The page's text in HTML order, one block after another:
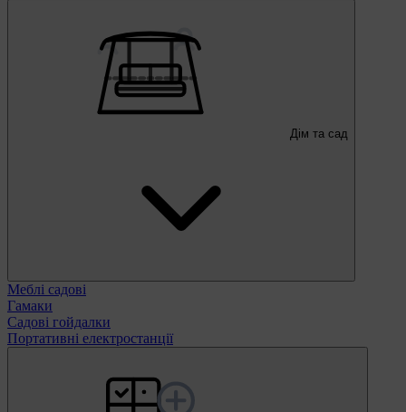
Дім та сад
Меблі садові
Гамаки
Садові гойдалки
Портативні електростанції